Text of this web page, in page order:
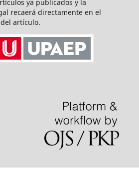
ya publicados y la
recaerá directamente en el
artículo.